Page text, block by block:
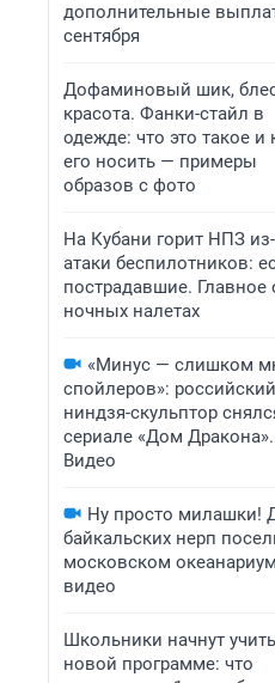
дополнительные
сентября
Дофаминовый шик,
красота. Фанки-стайл в
одежде: что это такое и
его носить — примеры
образов с фото
На Кубани горит НПЗ
атаки беспилотников:
пострадавшие. Главное
ночных налетах
«Минус — слишком
спойлеров»: российский
ниндзя-скульптор
сериале «Дом Дракона».
Видео
Ну просто милашки!
байкальских нерп
московском
видео
Школьники начнут
новой программе: что